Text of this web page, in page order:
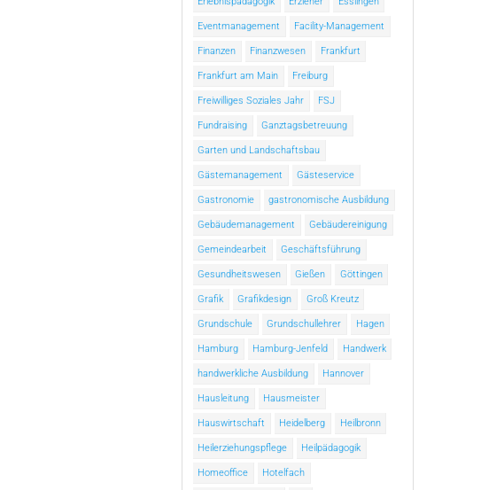
Eventmanagement Facility-Management
Finanzen Finanzwesen Frankfurt
Frankfurt am Main Freiburg
Freiwilliges Soziales Jahr FSJ
Fundraising Ganztagsbetreuung
Garten und Landschaftsbau
Gästemanagement Gästeservice
Gastronomie gastronomische Ausbildung
Gebäudemanagement Gebäudereinigung
Gemeindearbeit Geschäftsführung
Gesundheitswesen Gießen Göttingen
Grafik Grafikdesign Groß Kreutz
Grundschule Grundschullehrer Hagen
Hamburg Hamburg-Jenfeld Handwerk
handwerkliche Ausbildung Hannover
Hausleitung Hausmeister
Hauswirtschaft Heidelberg Heilbronn
Heilerziehungspflege Heilpädagogik
Homeoffice Hotelfach